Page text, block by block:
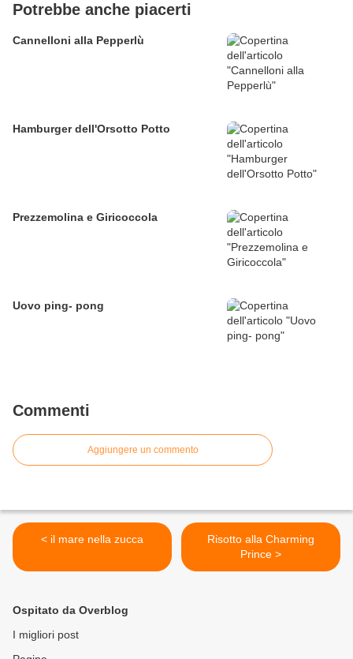
Potrebbe anche piacerti
Cannelloni alla Pepperlù
Hamburger dell'Orsotto Potto
Prezzemolina e Giricoccola
Uovo ping- pong
Commenti
Aggiungere un commento
< il mare nella zucca
Risotto alla Charming
Prince >
Ospitato da Overblog
I migliori post